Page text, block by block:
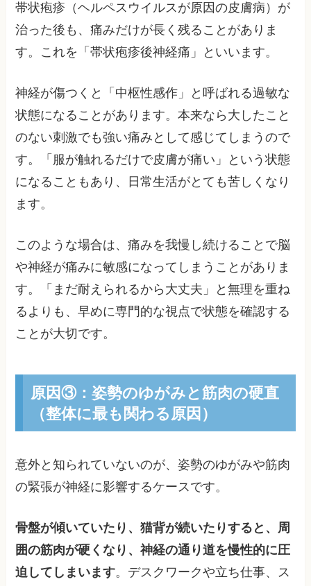
帯状疱疹（ヘルペスウイルスが原因の皮膚病）が
治った後も、痛みだけが長く残ることがありま
す。これを「帯状疱疹後神経痛」といいます。
神経が傷つくと「中枢性感作」と呼ばれる過敏な
状態になることがあります。本来なら大したこと
のない刺激でも強い痛みとして感じてしまうので
す。「服が触れるだけで皮膚が痛い」という状態
になることもあり、日常生活がとても苦しくなり
ます。
このような場合は、痛みを我慢し続けることで脳
や神経が痛みに敏感になってしまうことがありま
す。「まだ耐えられるから大丈夫」と無理を重ね
るよりも、早めに専門的な視点で状態を確認する
ことが大切です。
原因③：姿勢のゆがみと筋肉の硬直
（整体に最も関わる原因）
意外と知られていないのが、姿勢のゆがみや筋肉
の緊張が神経に影響するケースです。
骨盤が傾いていたり、猫背が続いたりすると、周
囲の筋肉が硬くなり、神経の通り道を慢性的に圧
迫してしまいます。デスクワークや立ち仕事、ス